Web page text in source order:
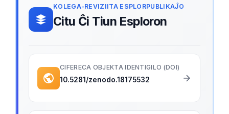
KOLEGA-REVIZIITA ESPLORPUBLIKAĴO
Citu Ĉi Tiun Esploron
CIFERECA OBJEKTA IDENTIGILO (DOI)
10.5281/zenodo.18175532